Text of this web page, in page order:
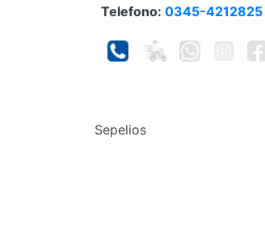
Telefono: 0345-4212825
Sepelios